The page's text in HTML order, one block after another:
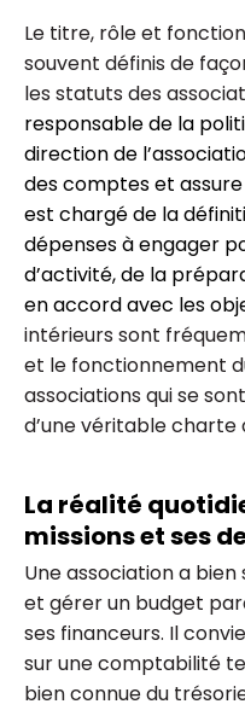
Le titre, rôle et
souvent définis de
les statuts des
responsable de la
direction de
des comptes et
est chargé de la
dépenses à engager
d’activité, de la
en accord avec les
intérieurs sont
et le fonctionnement
associations qui se
d’une véritable
La réalité
missions et ses
Une association a
et gérer un budget
ses financeurs. Il
sur une comptabilité
bien connue du